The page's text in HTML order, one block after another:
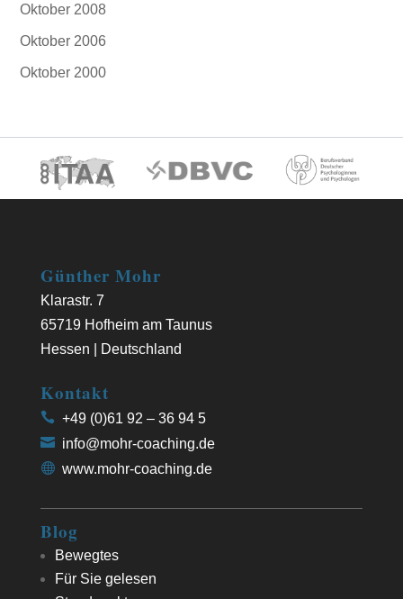
Oktober 2008
Oktober 2006
Oktober 2000
Günther Mohr
Klarastr. 7
65719 Hofheim am Taunus
Hessen | Deutschland
Kontakt
+49 (0)61 92 – 36 94 5
info@mohr-coaching.de
www.mohr-coaching.de
Blog
Bewegtes
Für Sie gelesen